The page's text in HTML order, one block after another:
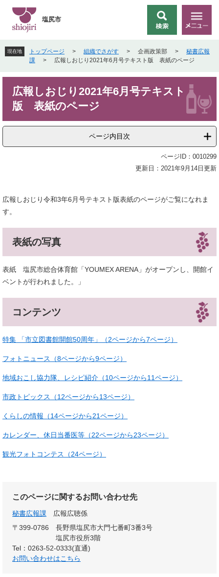
先
頭
す
を
飛
し
索
メ
ニ
ー
塩尻市
現在地 トップページ > 組織でさがす > 企画政策部 >
秘書広報
課
> 広報しおじり2021年6月号テキスト版 表紙のページ
広報しおじり2021年6月号テキスト
版 表紙のページ
ページ内目次
ページID：0010299
更新日：2021年9月14日更新
広報しおじり令和3年6月号テキスト版表紙のページがご覧になれま
す。
表紙の写真
表紙 塩尻市総合体育館「YOUMEX ARENA」がオープンし、開館イ
ベントが行われました。」
コンテンツ
特集 「市立図書館開館50周年」（2ページから7ページ）
フォトニュース（8ページから9ページ）
地域おこし協力隊、レシピ紹介（10ページから11ページ）
市政トピックス（12ページから13ページ）
くらしの情報（14ページから21ページ）
カレンダー、休日当番医等（22ページから23ページ）
観光フォトコンテス（24ページ）
このページに関するお問い合わせ先
秘書広報課
広報広聴係
〒399-0786
長野県塩尻市大門七番町3番3号
塩尻市役所3階
Tel：0263-52-0333(直通)
お問い合わせはこちら